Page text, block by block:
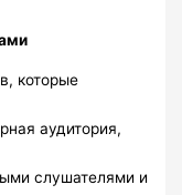
которые
аудитория,
слушателями и